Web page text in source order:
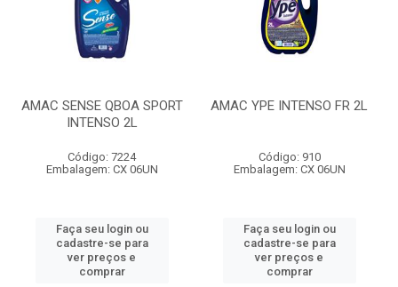
AMAC SENSE QBOA SPORT
INTENSO 2L
Código: 7224
Embalagem: CX 06UN
Faça seu login ou
cadastre-se para
ver preços e
comprar
AMAC YPE INTENSO FR 2L
Código: 910
Embalagem: CX 06UN
Faça seu login ou
cadastre-se para
ver preços e
comprar